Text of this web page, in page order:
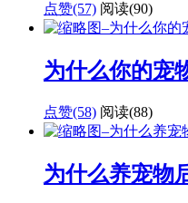
点赞(57) 阅读(90)
为什么你的宠
点赞(58) 阅读(88)
为什么养宠物